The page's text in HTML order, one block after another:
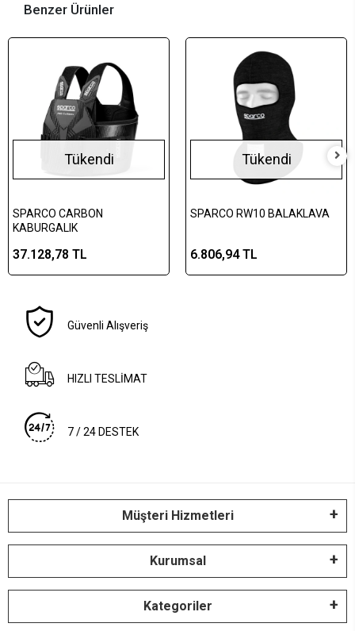
Benzer Ürünler
Tükendi
SPARCO CARBON
KABURGALIK
37.128,78 TL
Tükendi
SPARCO RW10 BALAKLAVA
6.806,94 TL
Güvenli Alışveriş
HIZLI TESLİMAT
7 / 24 DESTEK
Müşteri Hizmetleri
Kurumsal
Kategoriler